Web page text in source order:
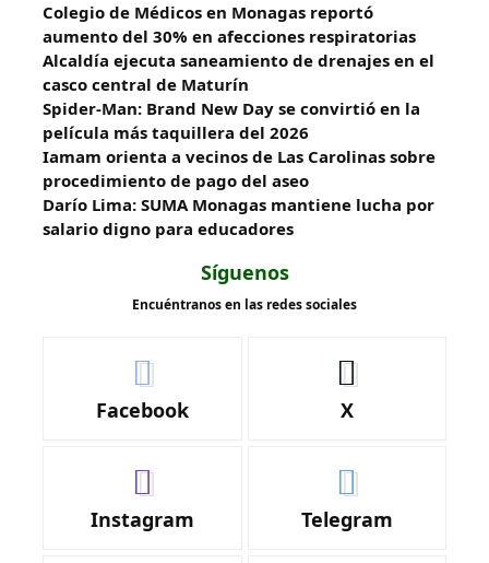
Colegio de Médicos en Monagas reportó
aumento del 30% en afecciones respiratorias
Alcaldía ejecuta saneamiento de drenajes en el
casco central de Maturín
Spider-Man: Brand New Day se convirtió en la
película más taquillera del 2026
Iamam orienta a vecinos de Las Carolinas sobre
procedimiento de pago del aseo
Darío Lima: SUMA Monagas mantiene lucha por
salario digno para educadores
Síguenos
Encuéntranos en las redes sociales
Facebook X
Instagram Telegram